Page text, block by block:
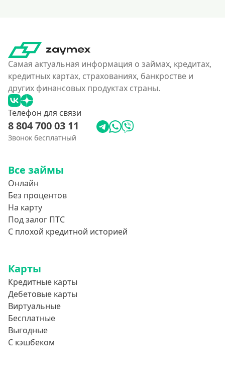
Самая актуальная информация о займах, кредитах,
кредитных картах, страхованиях, банкростве и
других финансовых продуктах страны.
Телефон для связи
8 804 700 03 11
Звонок бесплатный
Все займы
Онлайн
Без процентов
На карту
Под залог ПТС
С плохой кредитной историей
Карты
Кредитные карты
Дебетовые карты
Виртуальные
Бесплатные
Выгодные
С кэшбеком